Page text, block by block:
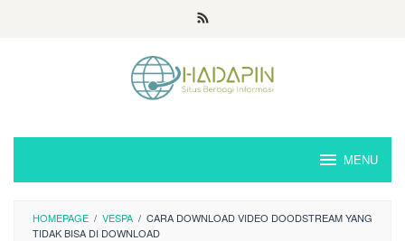
MENU
HOMEPAGE / VESPA / CARA DOWNLOAD VIDEO DOODSTREAM YANG
TIDAK BISA DI DOWNLOAD